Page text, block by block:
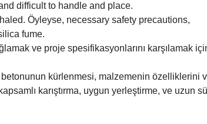
difficult to handle and place.
. Öyleyse, necessary safety precautions,
fume.
ve proje spesifikasyonlarını karşılamak
betonunun kürlenmesi, malzemenin özelliklerini
karıştırma, uygun yerleştirme, ve uzun